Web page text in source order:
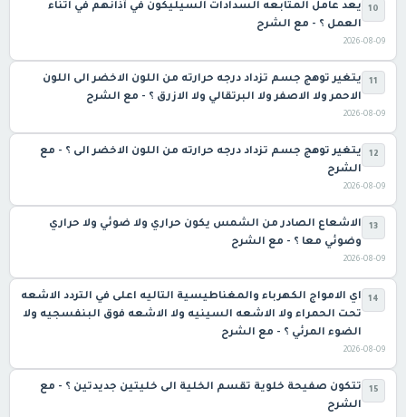
10
يعد عامل المتابعه السدادات السيليكون في آذانهم في اثناء
العمل ؟ - مع الشرح
2026-08-09
11
يتغير توهج جسم تزداد درجه حرارته من اللون الاخضر الى اللون
الاحمر ولا الاصفر ولا البرتقالي ولا الازرق ؟ - مع الشرح
2026-08-09
12
يتغير توهج جسم تزداد درجه حرارته من اللون الاخضر الى ؟ - مع
الشرح
2026-08-09
13
الاشعاع الصادر من الشمس يكون حراري ولا ضوئي ولا حراري
وضوئي معا ؟ - مع الشرح
2026-08-09
14
اي الامواج الكهرباء والمغناطيسية التاليه اعلى في التردد الاشعه
تحت الحمراء ولا الاشعه السينيه ولا الاشعه فوق البنفسجيه ولا
الضوء المرئي ؟ - مع الشرح
2026-08-09
15
تتكون صفيحة خلوية تقسم الخلية الى خليتين جديدتين ؟ - مع
الشرح